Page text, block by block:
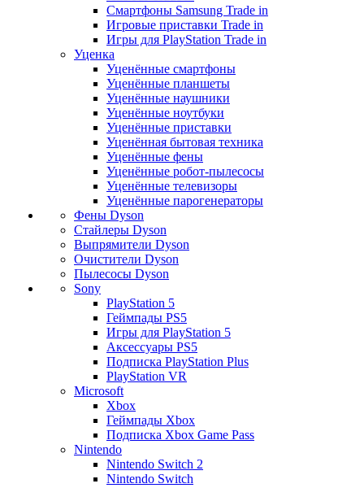
Смартфоны Samsung Trade in
Игровые приставки Trade in
Игры для PlayStation Trade in
Уценка
Уценённые смартфоны
Уценённые планшеты
Уценённые наушники
Уценённые ноутбуки
Уценённые приставки
Уценённая бытовая техника
Уценённые фены
Уценённые робот-пылесосы
Уценённые телевизоры
Уценённые парогенераторы
Фены Dyson
Стайлеры Dyson
Выпрямители Dyson
Очистители Dyson
Пылесосы Dyson
Sony
PlayStation 5
Геймпады PS5
Игры для PlayStation 5
Аксессуары PS5
Подписка PlayStation Plus
PlayStation VR
Microsoft
Xbox
Геймпады Xbox
Подписка Xbox Game Pass
Nintendo
Nintendo Switch 2
Nintendo Switch